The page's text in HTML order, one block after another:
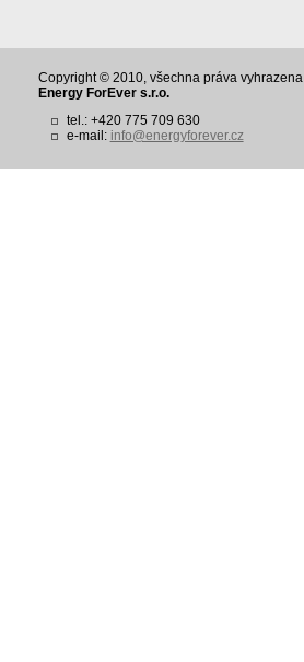
Copyright © 2010, všechna práva vyhrazena
Energy ForEver s.r.o.
tel.: +420 775 709 630
e-mail: info@energyforever.cz